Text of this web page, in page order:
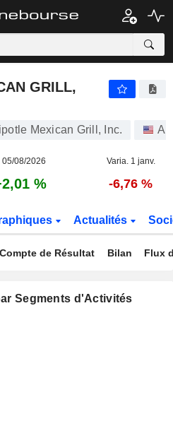
GRILL,
Mexican Grill, Inc.
08/2026 Varia. 1 janv.
% -6,76 %
Actualités
Compte de Résultat Bilan Flux
Segments d'Activités